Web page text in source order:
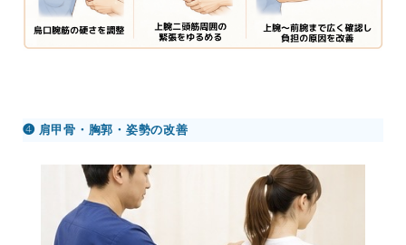
❹ 肩甲骨・胸郭・姿勢の改善